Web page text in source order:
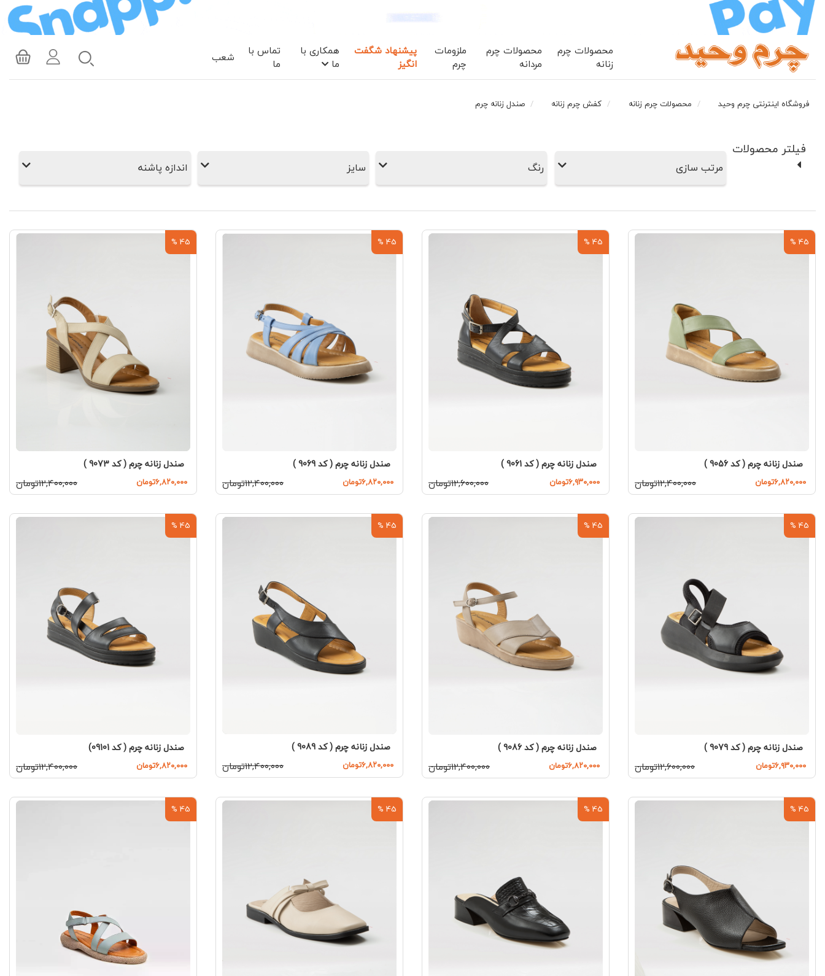
محصولات چرم
زنانه
محصولات چرم
مردانه
ملزومات
چرم
پیشنهاد شگفت
انگیز
همکاری با
ما
تماس با
ما
شعب
فروشگاه اینترنتی چرم وحید محصولات چرم زنانه کفش چرم زنانه صندل زنانه چرم
فیلتر محصولات
مرتب سازی رنگ سایز اندازه پاشنه
45 %
صندل زنانه چرم ( کد 9056 )
۶,۸۲۰,۰۰۰تومان ۱۲,۴۰۰,۰۰۰تومان
45 %
صندل زنانه چرم ( کد 9061 )
۶,۹۳۰,۰۰۰تومان ۱۲,۶۰۰,۰۰۰تومان
45 %
صندل زنانه چرم ( کد 9069 )
۶,۸۲۰,۰۰۰تومان ۱۲,۴۰۰,۰۰۰تومان
45 %
صندل زنانه چرم ( کد 9073 )
۶,۸۲۰,۰۰۰تومان ۱۲,۴۰۰,۰۰۰تومان
45 %
صندل زنانه چرم ( کد 9079 )
۶,۹۳۰,۰۰۰تومان ۱۲,۶۰۰,۰۰۰تومان
45 %
صندل زنانه چرم ( کد 9086 )
۶,۸۲۰,۰۰۰تومان ۱۲,۴۰۰,۰۰۰تومان
45 %
صندل زنانه چرم ( کد 9089 )
۶,۸۲۰,۰۰۰تومان ۱۲,۴۰۰,۰۰۰تومان
45 %
صندل زنانه چرم ( کد 09101)
۶,۸۲۰,۰۰۰تومان ۱۲,۴۰۰,۰۰۰تومان
45 %
45 %
45 %
45 %